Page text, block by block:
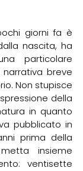
giorni fa è
nascita, ha
particolare
breve
Non stupisce
della
in quanto
pubblicato in
prima della
insieme
ventisette